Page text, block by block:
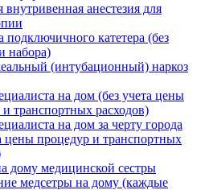
внутривенная анестезия для
подключичного катетера (без
набора)
(интубационный) наркоз
на дом (без учета цены
транспортных расходов)
на дом за черту города
цены процедур и транспортных
дому медицинской сестры
медсетры на дому (каждые